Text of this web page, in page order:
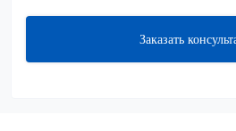
Заказать